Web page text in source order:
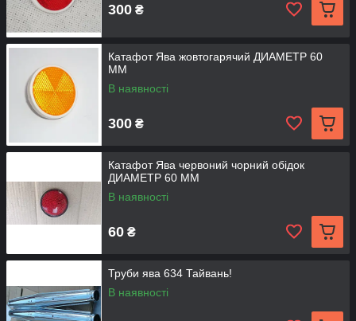
300 ₴
Катафот Ява жовтогарячий ДИАМЕТР 60
ММ
В наявності
300 ₴
Катафот Ява червоний чорний обідок
ДИАМЕТР 60 ММ
В наявності
60 ₴
Труби ява 634 Тайвань!
В наявності